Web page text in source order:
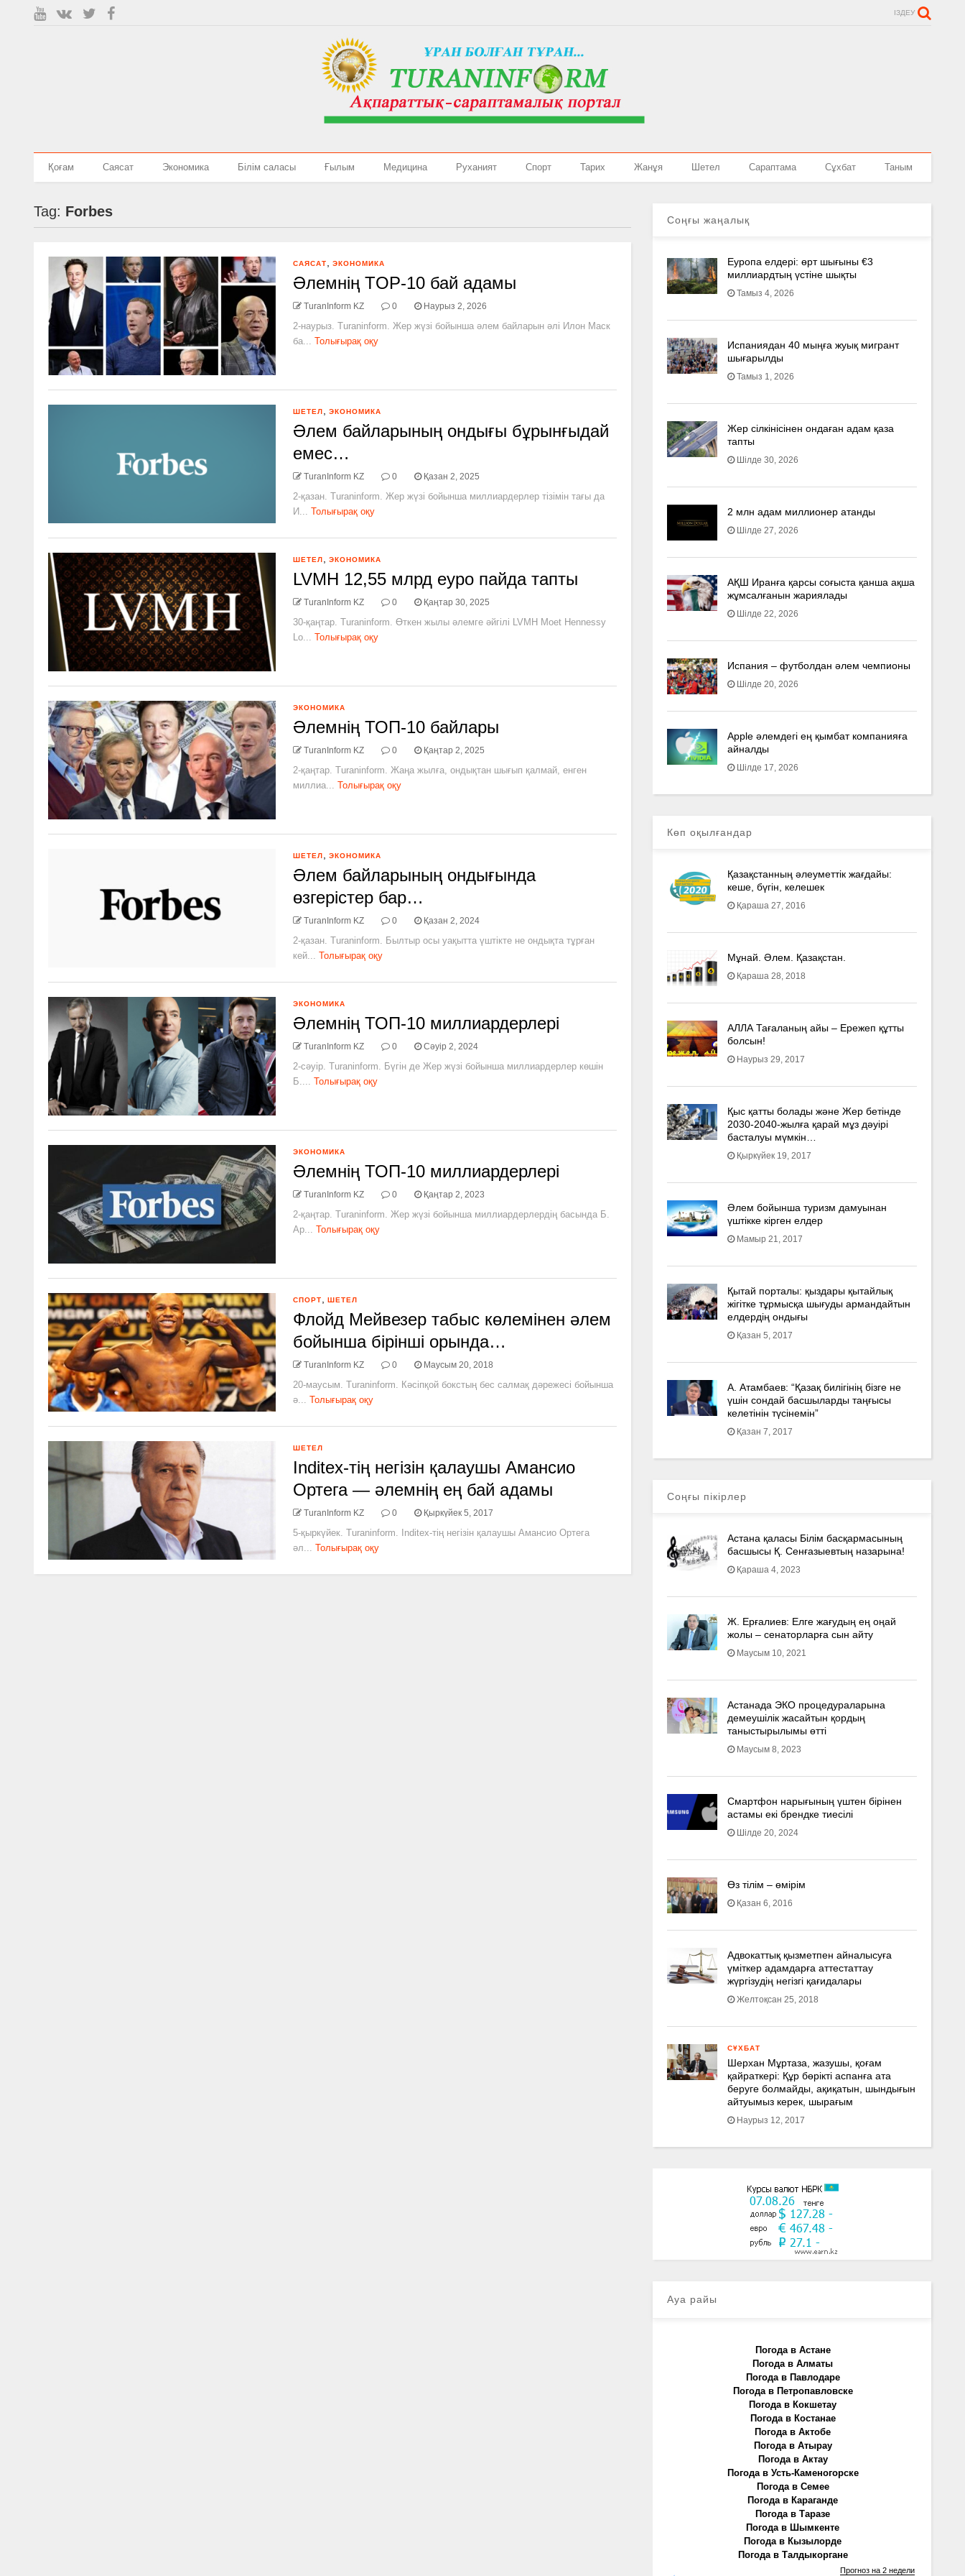
ІЗДЕУ
Қоғам Саясат Экономика Білім саласы Ғылым Медицина Руханият Спорт Тарих Жанұя Шетел Сараптама Сұхбат Таным
Tag: Forbes
САЯСАТ ЭКОНОМИКА
Әлемнің TOP-10 бай адамы
TuranInform KZ 0 Наурыз 2, 2026
2-наурыз. Turaninform. Жер жүзі бойынша әлем байларын әлі Илон Маск
ба... Толығырақ оқу
ШЕТЕЛ ЭКОНОМИКА
Әлем байларының ондығы бұрынғыдай
емес…
TuranInform KZ 0 Қазан 2, 2025
2-қазан. Turaninform. Жер жүзі бойынша миллиардерлер тізімін тағы да
И... Толығырақ оқу
ШЕТЕЛ ЭКОНОМИКА
LVMH 12,55 млрд еуро пайда тапты
TuranInform KZ 0 Қаңтар 30, 2025
30-қаңтар. Turaninform. Өткен жылы әлемге әйгілі LVMH Moet Hennessy
Lo... Толығырақ оқу
ЭКОНОМИКА
Әлемнің ТОП-10 байлары
TuranInform KZ 0 Қаңтар 2, 2025
2-қаңтар. Turaninform. Жаңа жылға, ондықтан шығып қалмай, енген
миллиа... Толығырақ оқу
ШЕТЕЛ ЭКОНОМИКА
Әлем байларының ондығында
өзгерістер бар…
TuranInform KZ 0 Қазан 2, 2024
2-қазан. Turaninform. Былтыр осы уақытта үштікте не ондықта тұрған
кей... Толығырақ оқу
ЭКОНОМИКА
Әлемнің ТОП-10 миллиардерлері
TuranInform KZ 0 Сәуір 2, 2024
2-сәуір. Turaninform. Бүгін де Жер жүзі бойынша миллиардерлер көшін
Б.... Толығырақ оқу
ЭКОНОМИКА
Әлемнің ТОП-10 миллиардерлері
TuranInform KZ 0 Қаңтар 2, 2023
2-қаңтар. Turaninform. Жер жүзі бойынша миллиардерлердің басында Б.
Ар... Толығырақ оқу
СПОРТ ШЕТЕЛ
Флойд Мейвезер табыс көлемінен әлем
бойынша бірінші орында…
TuranInform KZ 0 Маусым 20, 2018
20-маусым. Turaninform. Кәсіпқой бокстың бес салмақ дәрежесі бойынша
ә... Толығырақ оқу
ШЕТЕЛ
Inditex-тің негізін қалаушы Амансио
Ортега — әлемнің ең бай адамы
TuranInform KZ 0 Қыркүйек 5, 2017
5-қыркүйек. Turaninform. Inditex-тің негізін қалаушы Амансио Ортега
әл... Толығырақ оқу
Соңғы жаңалық
Еуропа елдері: өрт шығыны €3
миллиардтың үстіне шықты
Тамыз 4, 2026
Испаниядан 40 мыңға жуық мигрант
шығарылды
Тамыз 1, 2026
Жер сілкінісінен ондаған адам қаза
тапты
Шілде 30, 2026
2 млн адам миллионер атанды
Шілде 27, 2026
АҚШ Иранға қарсы соғыста қанша ақша
жұмсалғанын жариялады
Шілде 22, 2026
Испания – футболдан әлем чемпионы
Шілде 20, 2026
Apple әлемдегі ең қымбат компанияға
айналды
Шілде 17, 2026
Көп оқылғандар
Қазақстанның әлеуметтік жағдайы:
кеше, бүгін, келешек
Қараша 27, 2016
Мұнай. Әлем. Қазақстан.
Қараша 28, 2018
АЛЛА Тағаланың айы – Ережеп құтты
болсын!
Наурыз 29, 2017
Қыс қатты болады және Жер бетінде
2030-2040­-жылға қарай мұз дәуірі
басталуы мүмкін…
Қыркүйек 19, 2017
Әлем бойынша туризм дамуынан
үштікке кірген елдер
Мамыр 21, 2017
Қытай порталы: қыздары қытайлық
жігітке тұрмысқа шығуды армандайтын
елдердің ондығы
Қазан 5, 2017
А. Атамбаев: “Қазақ билігінің бізге не
үшін сондай басшыларды таңғысы
келетінін түсінемін”
Қазан 7, 2017
Соңғы пікірлер
Астана қаласы Білім басқармасының
басшысы Қ. Сенғазыевтың назарына!
Қараша 4, 2023
Ж. Ерғалиев: Елге жағудың ең оңай
жолы – сенаторларға сын айту
Маусым 10, 2021
Астанада ЭКО процедураларына
демеушілік жасайтын қордың
таныстырылымы өтті
Маусым 8, 2023
Смартфон нарығының үштен бірінен
астамы екі брендке тиесілі
Шілде 20, 2024
Өз тілім – өмірім
Қазан 6, 2016
Адвокаттық қызметпен айналысуға
үмiткер адамдарға аттестаттау
жүргізудің негізгі қағидалары
Желтоқсан 25, 2018
СҰХБАТ
Шерхан Мұртаза, жазушы, қоғам
қайраткері: Құр бөрікті аспанға ата
беруге болмайды, ақиқатын, шындығын
айтуымыз керек, шырағым
Наурыз 12, 2017
Ауа райы
Погода в Астане
Погода в Алматы
Погода в Павлодаре
Погода в Петропавловске
Погода в Кокшетау
Погода в Костанае
Погода в Актобе
Погода в Атырау
Погода в Актау
Погода в Усть-Каменогорске
Погода в Семее
Погода в Караганде
Погода в Таразе
Погода в Шымкенте
Погода в Кызылорде
Погода в Талдыкоргане
Прогноз на 2 недели